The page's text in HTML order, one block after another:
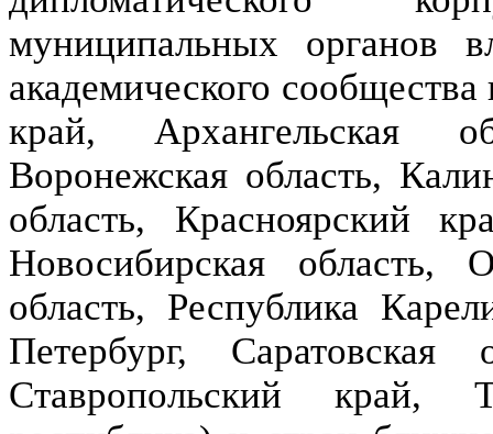
муниципальных органов
академического
край, Архангельская
Воронежская область,
область, Красноярский
Новосибирская область,
область, Республика
Петербург, Саратовская
Ставропольский край,